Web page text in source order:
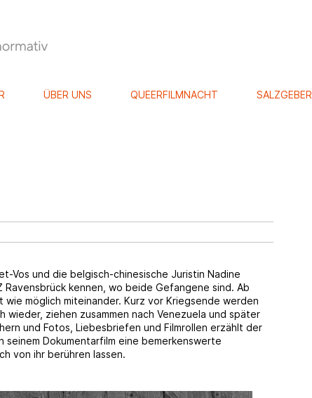
ÜBER UNS QUEERFILMNACHT SALZGEBER
Vos und die belgisch-chinesische Juristin Nadine
Ravensbrück kennen, wo beide Gefangene sind. Ab
möglich miteinander. Kurz vor Kriegsende werden
ziehen zusammen nach Venezuela und später
und Fotos, Liebesbriefen und Filmrollen erzählt der
Dokumentarfilm eine bemerkenswerte
von ihr berühren lassen.